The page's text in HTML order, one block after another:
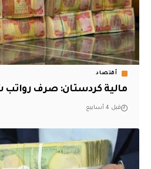
أقتصاد
مالية كردستان: صرف رواتب
قبل 4 أسابيع